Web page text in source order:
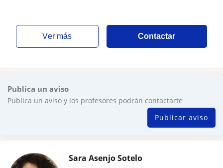
ver más Contactar
Publica un aviso
Publica un aviso y los profesores podrán contactarte
Publicar aviso
Sara Asenjo Sotelo